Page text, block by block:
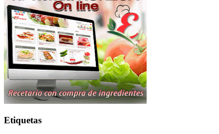
Etiquetas